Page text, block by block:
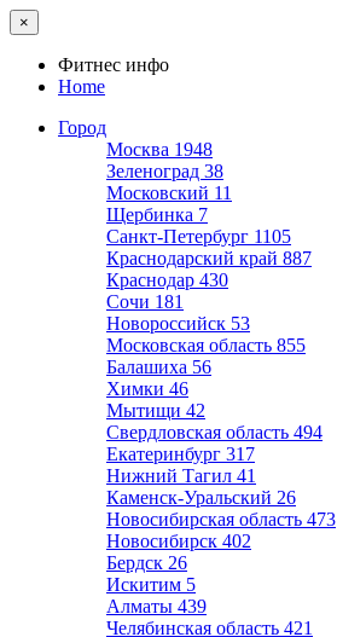
×
Фитнес инфо
Home
Город
Москва 1948
Зеленоград 38
Московский 11
Щербинка 7
Санкт-Петербург 1105
Краснодарский край 887
Краснодар 430
Сочи 181
Новороссийск 53
Московская область 855
Балашиха 56
Химки 46
Мытищи 42
Свердловская область 494
Екатеринбург 317
Нижний Тагил 41
Каменск-Уральский 26
Новосибирская область 473
Новосибирск 402
Бердск 26
Искитим 5
Алматы 439
Челябинская область 421